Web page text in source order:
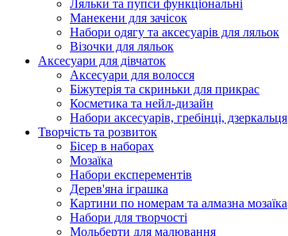
Ляльки та пупси функціональні
Манекени для зачісок
Набори одягу та аксесуарів для ляльок
Візочки для ляльок
Аксесуари для дівчаток
Аксесуари для волосся
Біжутерія та скриньки для прикрас
Косметика та нейл-дизайн
Набори аксесуарів, гребінці, дзеркальця
Творчість та розвиток
Бісер в наборах
Мозаїка
Набори експерементів
Дерев'яна іграшка
Картини по номерам та алмазна мозаїка
Набори для творчості
Мольберти для малювання